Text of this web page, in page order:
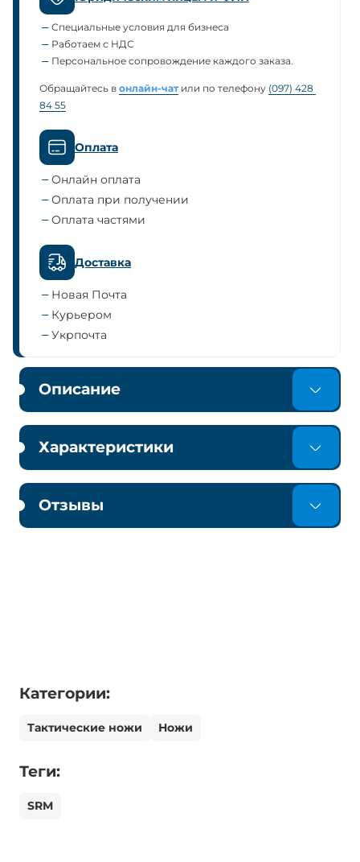
Специальные условия для бизнеса
Работаем с НДС
Персональное сопровождение каждого заказа.
Обращайтесь в онлайн-чатили по телефону (097) 428
84 55
Оплата
Онлайн оплата
Оплата при получении
Оплата частями
Доставка
Новая Почта
Курьером
Укрпочта
Описание
Характеристики
Отзывы
Категории:
Тактические ножи Ножи
Теги:
SRM